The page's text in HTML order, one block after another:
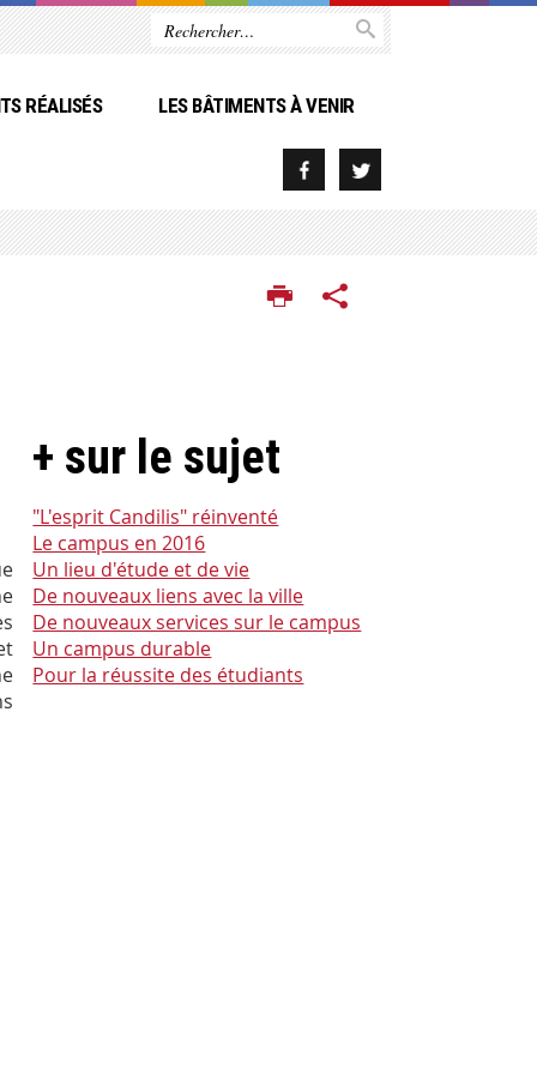
RÉALISÉS LES BÂTIMENTS À VENIR
+ sur le sujet
"L'esprit Candilis" réinventé
Le campus en 2016
Un lieu d'étude et de vie
De nouveaux liens avec la ville
De nouveaux services sur le campus
Un campus durable
Pour la réussite des étudiants